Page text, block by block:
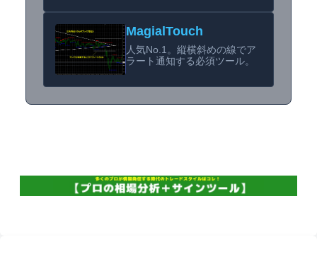
MagialTouch
人気No.1。縦横斜めの線でア
ラート通知する必須ツール。